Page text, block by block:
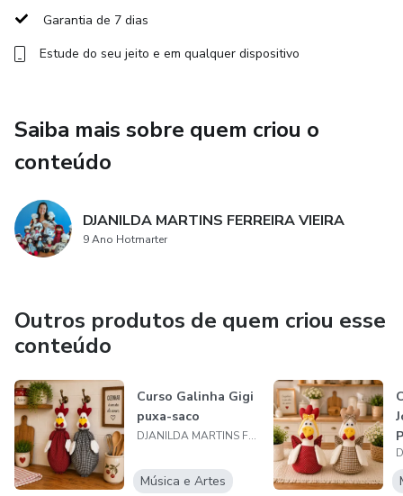
✅ História exclusiva da Sereia Lara e desenho para colorir
✅ Tags de agradecimento, preço, presente e muito mais
Faça sua matrícula agora e descubra a alegria de criar a
encantadora Sereia Lara.
Garantia de 7 dias
Estude do seu jeito e em qualquer dispositivo
Saiba mais sobre quem criou o
conteúdo
DJANILDA MARTINS FERREIRA VIEIRA
9 Ano Hotmarter
Outros produtos de quem criou esse
conteúdo
Curso Galinha Gigi
puxa-saco
DJANILDA MARTINS FERREIRA VIEIRA
Música e Artes